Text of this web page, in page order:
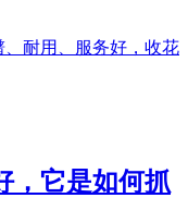
耐用、服务好，收花
，它是如何抓